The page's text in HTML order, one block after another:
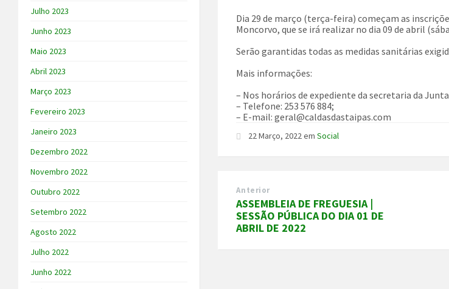
Dia 29 de março (terça-feira) começam as
Moncorvo, que se irá realizar no dia 09 de abril
Serão garantidas todas as medidas sanitárias
Mais informações:
– Nos horários de expediente da secretaria da
– Telefone: 253 576 884;
– E-mail: geral@caldasdastaipas.com
22 Março, 2022emSocial
Anterior
ASSEMBLEIA DE FREGUESIA |
SESSÃO PÚBLICA DO DIA 01 DE
ABRIL DE 2022
Julho 2023
Junho 2023
Maio 2023
Abril 2023
Março 2023
Fevereiro 2023
Janeiro 2023
Dezembro 2022
Novembro 2022
Outubro 2022
Setembro 2022
Agosto 2022
Julho 2022
Junho 2022